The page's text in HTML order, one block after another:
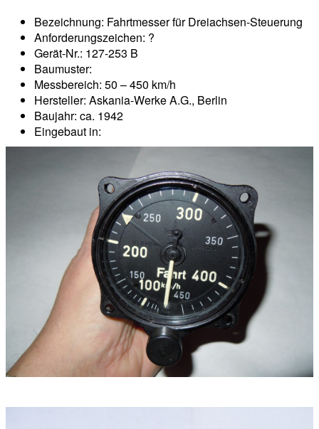
Bezeichnung: Fahrtmesser für Dreiachsen-Steuerung
Anforderungszeichen: ?
Gerät-Nr.: 127-253 B
Baumuster:
Messbereich: 50 – 450 km/h
Hersteller: Askania-Werke A.G., Berlin
Baujahr: ca. 1942
Eingebaut in: